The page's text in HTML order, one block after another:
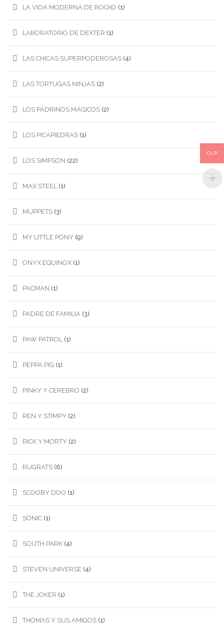
LA VIDA MODERNA DE ROCKO (1)
LABORATORIO DE DEXTER (1)
LAS CHICAS SUPERPODEROSAS (4)
LAS TORTUGAS NINJAS (2)
LOS PÁDRINOS MÁGICOS (2)
LOS PICAPIEDRAS (1)
LOS SIMPSON (22)
MAX STEEL (1)
MUPPETS (3)
MY LITTLE PONY (9)
ONYX EQUINOX (1)
PACMAN (1)
PADRE DE FAMILIA (3)
PAW PATROL (1)
PEPPA PIG (1)
PINKY Y CEREBRO (2)
REN Y STIMPY (2)
RICK Y MORTY (2)
RUGRATS (6)
SCOOBY DOO (1)
SONIC (1)
SOUTH PARK (4)
STEVEN UNIVERSE (4)
THE JOKER (1)
THOMAS Y SUS AMIGOS (1)
CLP